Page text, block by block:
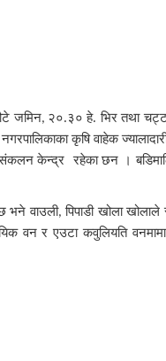
जमिन, २०.३० हे. भिर तथा
कृषि वाहेक ज्यालादारी
केन्द्र रहेका छन ।
भने वाउली,पिपाडी खोला खोलाले
वन र एउटा कवुलियति